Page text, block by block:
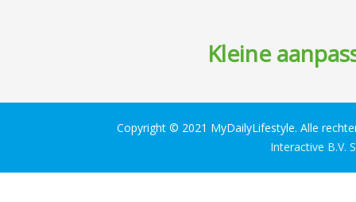
Kleine
Copyright © 2021 MyDailyLifestyle. Alle
Interactive B.V.